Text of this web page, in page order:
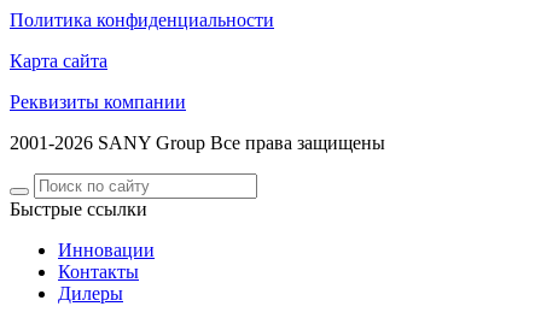
Политика конфиденциальности
Карта сайта
Реквизиты компании
2001-2026 SANY Group Все права защищены
Быстрые ссылки
Инновации
Контакты
Дилеры